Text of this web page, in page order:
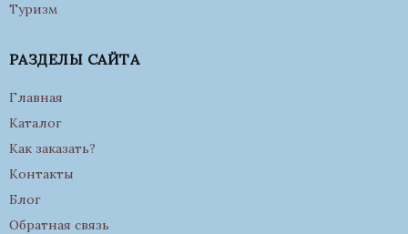
Туризм
РАЗДЕЛЫ САЙТА
Главная
Каталог
Как заказать?
Контакты
Блог
Обратная связь